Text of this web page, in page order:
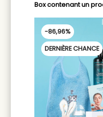
Box contenant un
-86,96%
DERNIÈRE CHANCE